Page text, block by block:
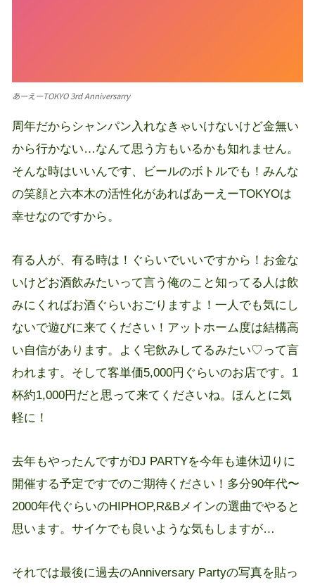
あーえーTOKYO 3rd Anniversarry
周年だからシャンパン入れなきゃいけないけど金無い
から行かない…なんて思う方もいるかも知れません。
そんな時はいいんです、ビールのボトルでも！みんな
の笑顔と六本木の活性化があればあーえーTOKYOは
幸せなのですから。
有る人が、有る時は！ぐらいでいいですから！お金な
いけどお酒飲みたいって言う俺のこと知ってる人は飲
みにくればお酒ぐらいおごりますよ！一人でも気にし
ないで遊びに来てください！アットホーム度は結構高
い自信があります。よく宅飲みしてるみたい♡って言
われます。そして客単価5,000円ぐらいのお店です。1
杯約1,000円だと思って来てくださいね。ほんとに気
軽に！
去年もやったんですがDJ PARTYを今年も連休辺りに
開催する予定ですでのご期待ください！多分90年代〜
2000年代ぐらいのHIPHOP,R&Bメインの選曲でやると
思います。サイケでも良いような気もしますが…
それでは最後に過去のAnniversary Partyの写真を貼っ